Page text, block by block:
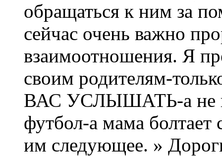
обращаться к ним за
сейчас очень важно
взаимоотношения. Я
своим родителям-
ВАС УСЛЫШАТЬ-а не
футбол-а мама болтает
им следующее. »